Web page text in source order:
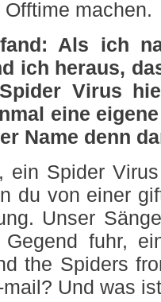
machen.
Als ich
ich heraus,
Virus
eine
Name denn
ein Spider
du von einer
Unser
fuhr,
the Spiders
Und was